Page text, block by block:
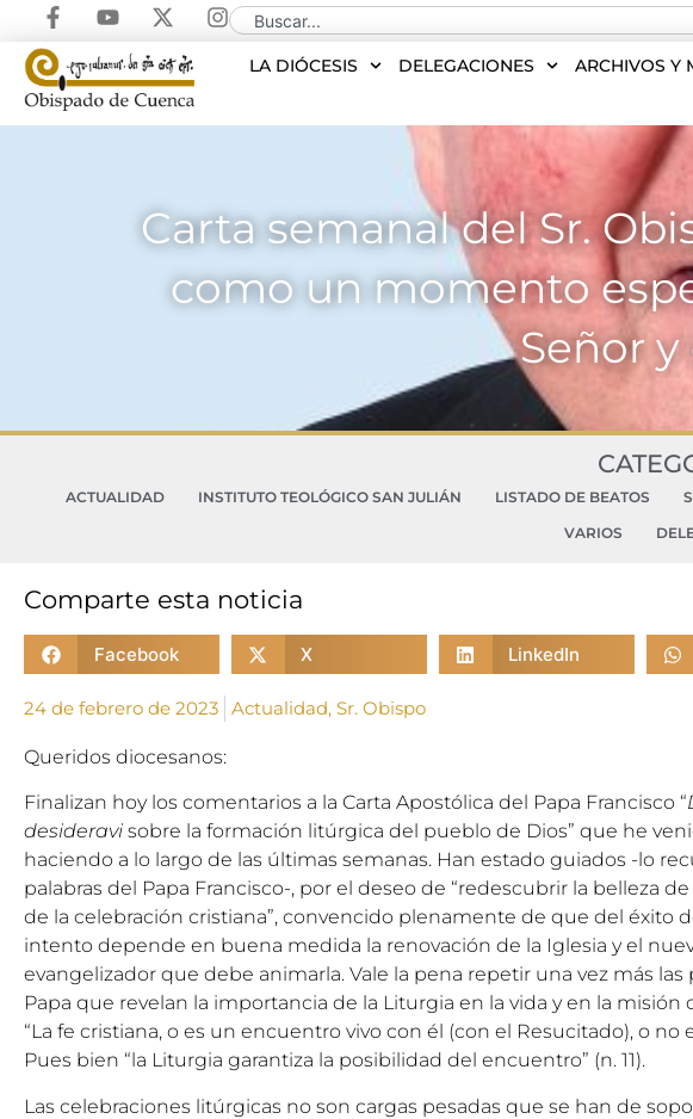
LA DIÓCESIS DELEGACIONES ARCHIVOS Y
Carta semanal del Sr.
como un momento
Señor
ACTUALIDAD INSTITUTO TEOLÓGICO SAN JULIÁN LISTADO DE BEATOS
VARIOS
Comparte esta noticia
Facebook X LinkedIn
24 de febrero de 2023 Actualidad, Sr. Obispo
Queridos diocesanos:
Finalizan hoy los comentarios a la Carta Apostólica del Papa Francisco “
desideravi sobre la formación litúrgica del pueblo de Dios” que he
haciendo a lo largo de las últimas semanas. Han estado guiados -lo
palabras del Papa Francisco-, por el deseo de “redescubrir la belleza de
de la celebración cristiana”, convencido plenamente de que del éxito
intento depende en buena medida la renovación de la Iglesia y el
evangelizador que debe animarla. Vale la pena repetir una vez más las
Papa que revelan la importancia de la Liturgia en la vida y en la misión
“La fe cristiana, o es un encuentro vivo con él (con el Resucitado), o no
Pues bien “la Liturgia garantiza la posibilidad del encuentro” (n. 11).
Las celebraciones litúrgicas no son cargas pesadas que se han de